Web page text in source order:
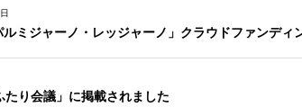
日
ルミジャーノ・レッジャーノ」クラウドファンディ
たり会議」に掲載されました